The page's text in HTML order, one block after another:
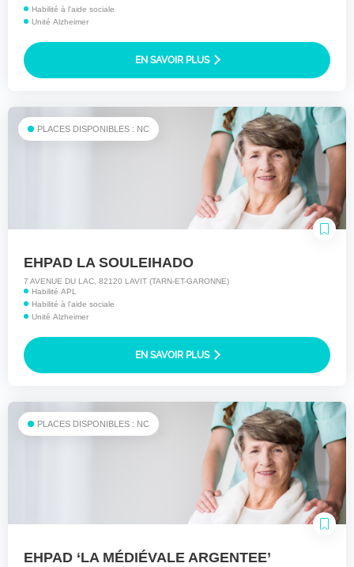
Habilité à l'aide sociale
Unité Alzheimer
EN SAVOIR PLUS
PLACES DISPONIBLES : NC
EHPAD LA SOULEIHADO
7 AVENUE DU LAC, 82120 LAVIT (TARN-ET-GARONNE)
Habilité APL
Habilité à l'aide sociale
Unité Alzheimer
EN SAVOIR PLUS
PLACES DISPONIBLES : NC
EHPAD ‘LA MÉDIÉVALE ARGENTEE’